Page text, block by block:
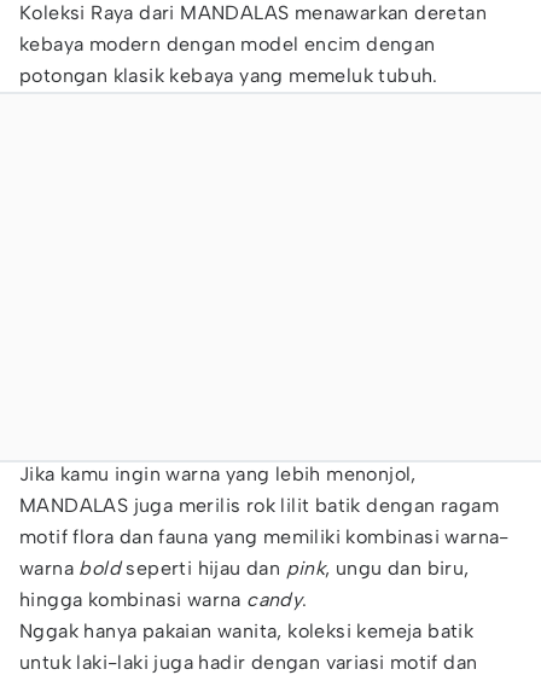
Koleksi Raya dari MANDALAS menawarkan deretan
kebaya modern dengan model encim dengan
potongan klasik kebaya yang memeluk tubuh.
Jika kamu ingin warna yang lebih menonjol,
MANDALAS juga merilis rok lilit batik dengan ragam
motif flora dan fauna yang memiliki kombinasi warna-
warna boldseperti hijau dan pink, ungu dan biru,
hingga kombinasi warna candy.
Nggak hanya pakaian wanita, koleksi kemeja batik
untuk laki-laki juga hadir dengan variasi motif dan